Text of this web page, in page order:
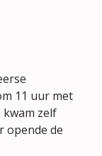
11 uur met
zelf
opende de